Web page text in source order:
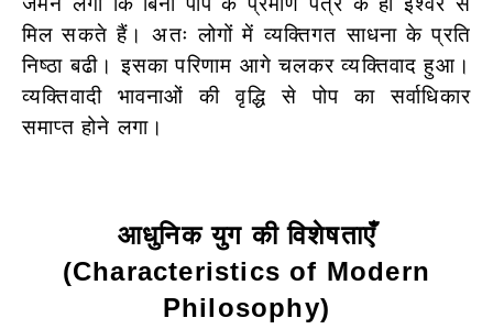
मिल सकते हैं। अतः लोगों में व्यक्तिगत साधना के प्रति
निष्ठा बढी। इसका परिणाम आगे चलकर व्यक्तिवाद हुआ।
व्यक्तिवादी भावनाओं की वृद्धि से पोप का सर्वाधिकार
समाप्त होने लगा।
आधुनिक युग की विशेषताएँ
(Characteristics of Modern
Philosophy)